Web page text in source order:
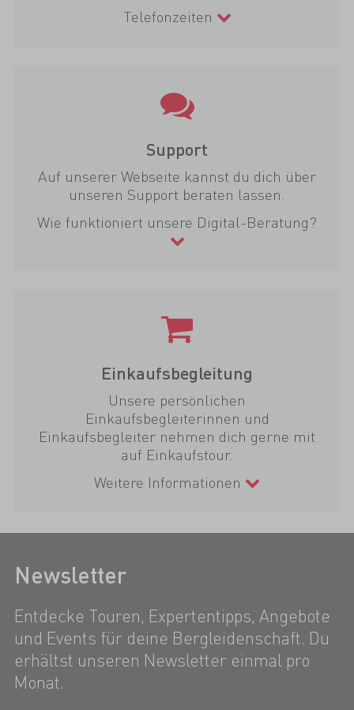
Telefonzeiten
Support
Auf unserer Webseite kannst du dich über
unseren Support beraten lassen.
Wie funktioniert unsere Digital-Beratung?
Einkaufsbegleitung
Unsere persönlichen
Einkaufsbegleiterinnen und
Einkaufsbegleiter nehmen dich gerne mit
auf Einkaufstour.
Weitere Informationen
Newsletter
Entdecke Touren, Expertentipps, Angebote
und Events für deine Bergleidenschaft. Du
erhältst unseren Newsletter einmal pro
Monat.